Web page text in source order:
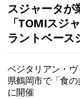
スジャータが
「TOMIスジ
ラントベース
ベジタリアン・
県鶴岡市で「食
に開催